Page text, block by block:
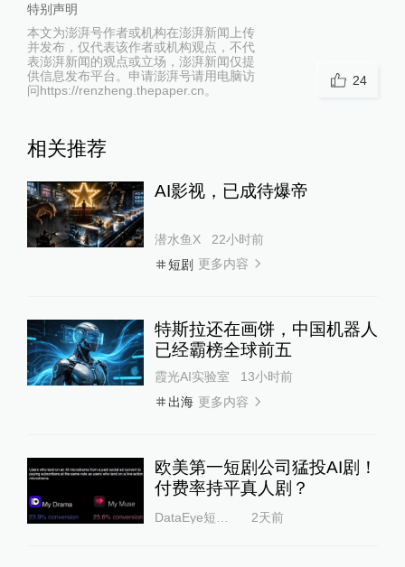
特别声明
本文为澎湃号作者或机构在澎湃新闻上传
并发布，仅代表该作者或机构观点，不代
表澎湃新闻的观点或立场，澎湃新闻仅提
供信息发布平台。申请澎湃号请用电脑访
问https://renzheng.thepaper.cn。
24
相关推荐
AI影视，已成待爆帝
潜水鱼X
22小时前
短剧 更多内容
特斯拉还在画饼，中国机器人
已经霸榜全球前五
霞光AI实验室
13小时前
出海 更多内容
欧美第一短剧公司猛投AI剧！
付费率持平真人剧？
2天前